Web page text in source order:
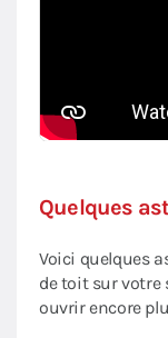
Quelques
Voici quelques
de toit sur votre
ouvrir encore